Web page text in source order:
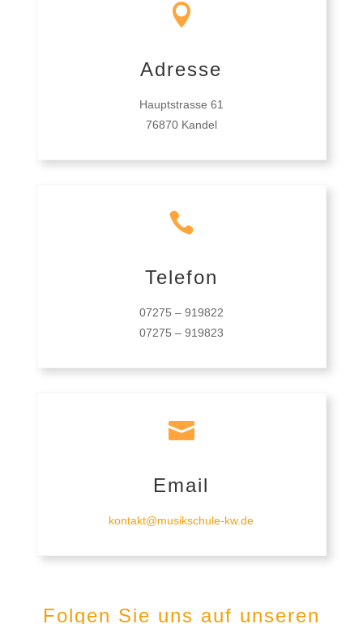

Adresse
Hauptstrasse 61
76870 Kandel

Telefon
07275 – 919822
07275 – 919823

Email
kontakt@musikschule-kw.de
Folgen Sie uns auf unseren